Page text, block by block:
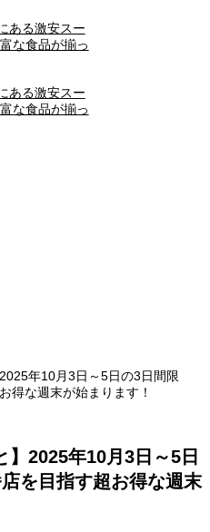
年10月3日～5日の3日間限
得な週末が始まります！
】2025年10月3日～5日
を目指す超お得な週末